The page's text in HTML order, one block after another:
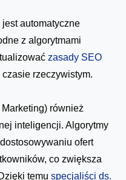
automatyczne
z algorytmami
zasady SEO
rzeczywistym.
również
inteligencji. Algorytmy
ofert
co zwiększa
temu specjaliści ds.